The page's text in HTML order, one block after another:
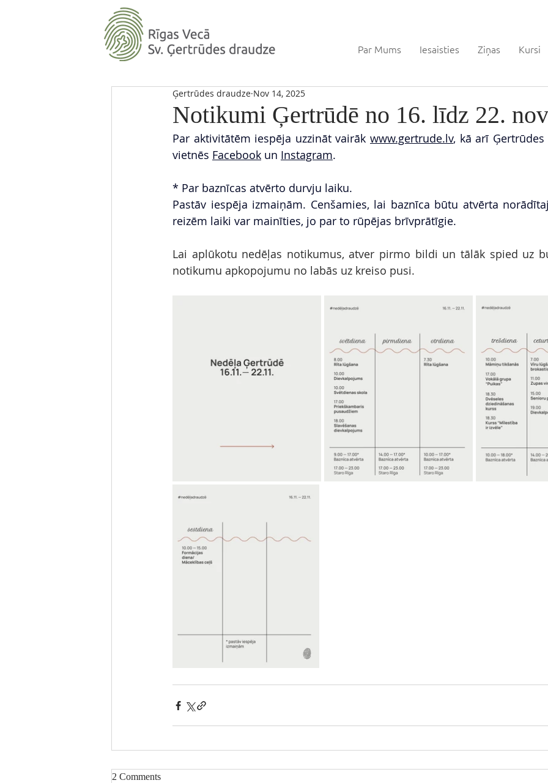
Par Mums Iesaisties Ziņas Kursi
Notikumi Ģertrūdē no 16. līdz 22.
Ģertrūdes draudze Nov 14, 2025
Par aktivitātēm iespēja uzzināt vairāk www.gertrude.lv, kā arī
vietnēs Facebook un Instagram.
* Par baznīcas atvērto durvju laiku.
Pastāv iespēja izmaiņām. Cenšamies, lai baznīca būtu atvērta
reizēm laiki var mainīties, jo par to rūpējas brīvprātīgie.
Lai aplūkotu nedēļas notikumus, atver pirmo bildi un tālāk spied uz
notikumu apkopojumu no labās uz kreiso pusi.
2 Comments